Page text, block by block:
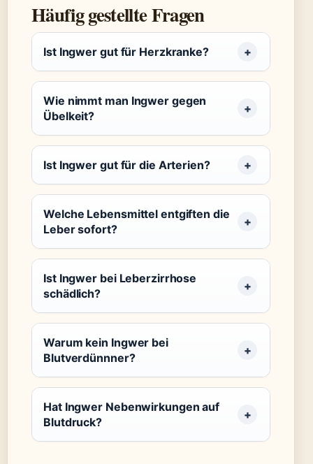
Häufig gestellte Fragen
Ist Ingwer gut für Herzkranke?
Wie nimmt man Ingwer gegen
Übelkeit?
Ist Ingwer gut für die Arterien?
Welche Lebensmittel entgiften die
Leber sofort?
Ist Ingwer bei Leberzirrhose
schädlich?
Warum kein Ingwer bei
Blutverdünnner?
Hat Ingwer Nebenwirkungen auf
Blutdruck?